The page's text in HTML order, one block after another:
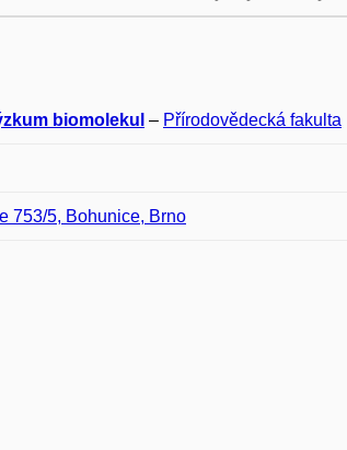
biomolekul – Přírodovědecká fakulta
753/5, Bohunice, Brno